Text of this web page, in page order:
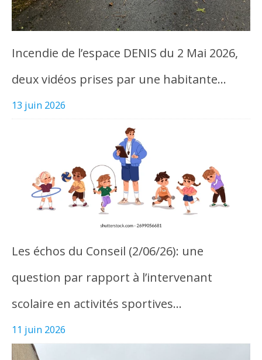
Incendie de l’espace DENIS du 2 Mai 2026,
deux vidéos prises par une habitante…
13 juin 2026
Les échos du Conseil (2/06/26): une
question par rapport à l’intervenant
scolaire en activités sportives…
11 juin 2026